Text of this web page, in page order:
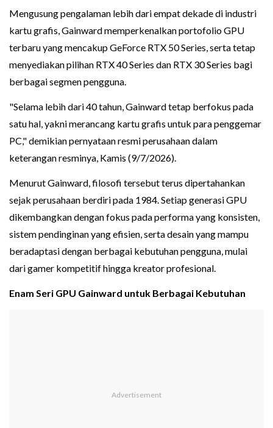
Mengusung pengalaman lebih dari empat dekade di industri
kartu grafis, Gainward memperkenalkan portofolio GPU
terbaru yang mencakup GeForce RTX 50 Series, serta tetap
menyediakan pilihan RTX 40 Series dan RTX 30 Series bagi
berbagai segmen pengguna.
"Selama lebih dari 40 tahun, Gainward tetap berfokus pada
satu hal, yakni merancang kartu grafis untuk para penggemar
PC," demikian pernyataan resmi perusahaan dalam
keterangan resminya, Kamis (9/7/2026).
Menurut Gainward, filosofi tersebut terus dipertahankan
sejak perusahaan berdiri pada 1984. Setiap generasi GPU
dikembangkan dengan fokus pada performa yang konsisten,
sistem pendinginan yang efisien, serta desain yang mampu
beradaptasi dengan berbagai kebutuhan pengguna, mulai
dari gamer kompetitif hingga kreator profesional.
Enam Seri GPU Gainward untuk Berbagai Kebutuhan